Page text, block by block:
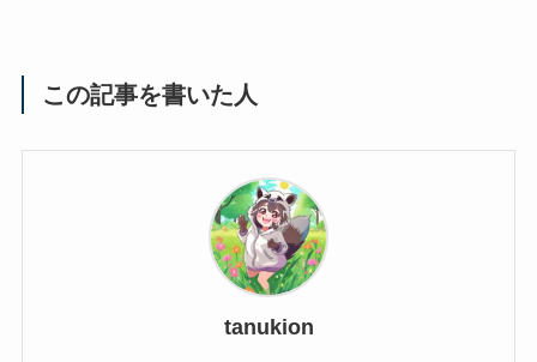
この記事を書いた人
tanukion